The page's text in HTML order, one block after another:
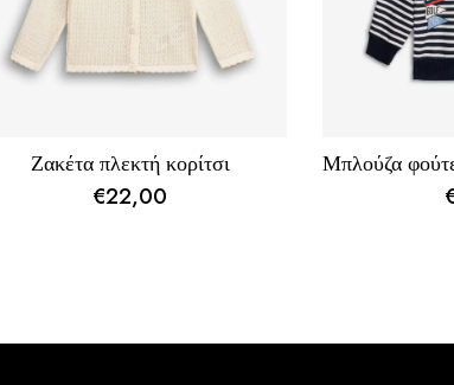
Ζακέτα πλεκτή κορίτσι
€22,00
Μπλούζα